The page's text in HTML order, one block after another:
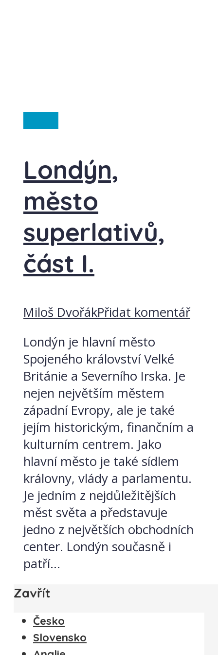
Londýn,
město
superlativů,
část I.
Miloš DvořákPřidat komentář
Londýn je hlavní město
Spojeného království Velké
Británie a Severního Irska. Je
nejen největším městem
západní Evropy, ale je také
jejím historickým, finančním a
kulturním centrem. Jako
hlavní město je také sídlem
královny, vlády a parlamentu.
Je jedním z nejdůležitějších
měst světa a představuje
jedno z největších obchodních
center. Londýn současně i
patří...
Zavřít
Česko
Slovensko